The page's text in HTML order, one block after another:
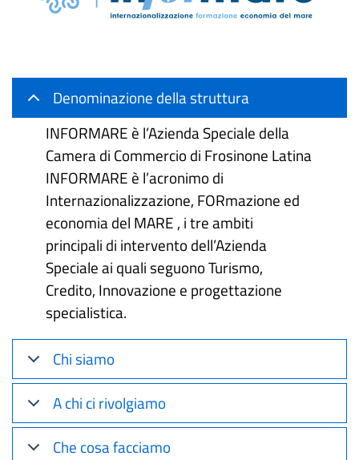
Denominazione della struttura
INFORMARE è l’Azienda Speciale della
Camera di Commercio di Frosinone Latina
INFORMARE è l’acronimo di
Internazionalizzazione, FORmazione ed
economia del MARE , i tre ambiti
principali di intervento dell’Azienda
Speciale ai quali seguono Turismo,
Credito, Innovazione e progettazione
specialistica.
Chi siamo
A chi ci rivolgiamo
Che cosa facciamo